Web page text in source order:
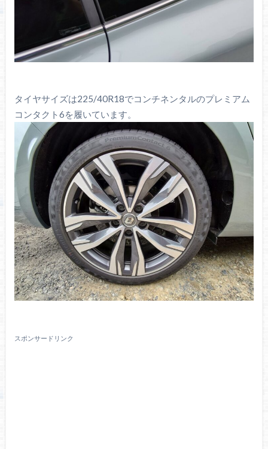
タイヤサイズは225/40R18でコンチネンタルのプレミアム
コンタクト6を履いています。
スポンサードリンク